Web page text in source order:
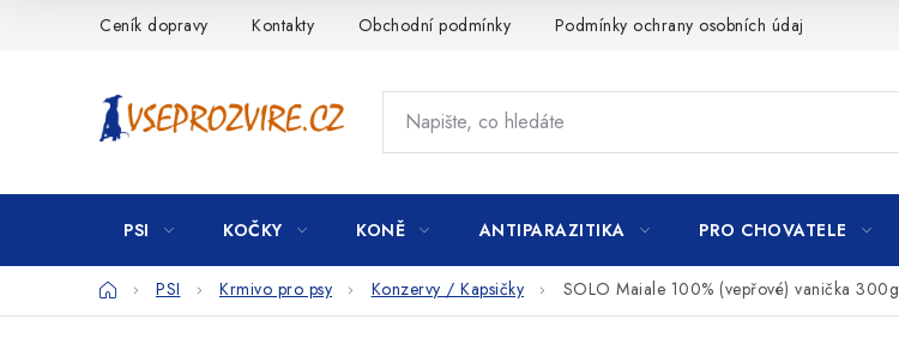
Ceník dopravy Kontakty Obchodní podmínky Podmínky ochrany osobních údajů
PSI KOČKY KONĚ ANTIPARAZITIKA PRO CHOVATELE
DomůPSI Krmivo pro psy Konzervy / Kapsičky SOLO Maiale 100% (vepřové) vanička 300g